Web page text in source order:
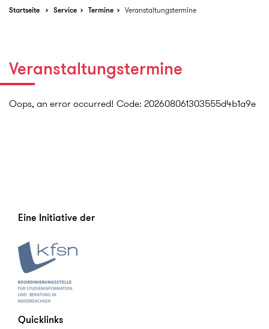
Startseite Service Termine Veranstaltungstermine
Veranstaltungstermine
Oops, an error occurred! Code: 202608061303555d4b1a9e
Eine Initiative der
Quicklinks